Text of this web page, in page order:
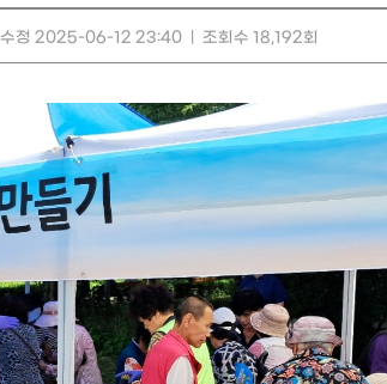
수정 2025-06-12 23:40 조회수 18,192회